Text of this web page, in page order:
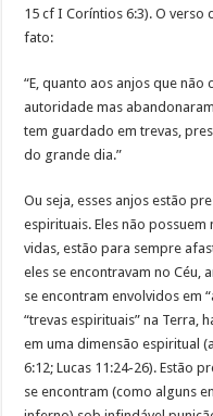
15 cf I Coríntios 6:3). O verso
fato:
“E, quanto aos anjos que
autoridade mas
tem guardado em trevas,
do grande dia.”
Ou seja, esses anjos estão
espirituais. Eles não possuem
vidas, estão para sempre
eles se encontravam no Céu,
se encontram envolvidos em
“trevas espirituais” na Terra,
em uma dimensão espiritual
6:12; Lucas 11:24-26). Estão
se encontram (como alguns